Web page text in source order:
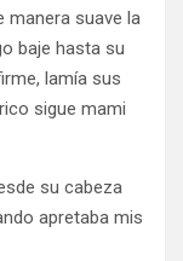
suave la
baje hasta su
lamía sus
sigue mami
su cabeza
apretaba mis